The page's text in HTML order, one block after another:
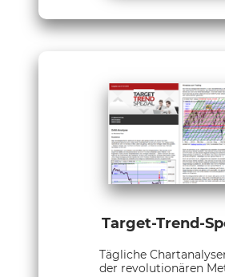
Target-Trend-
Tägliche
der revolutionären